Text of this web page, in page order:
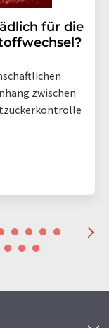
für die
zwischen